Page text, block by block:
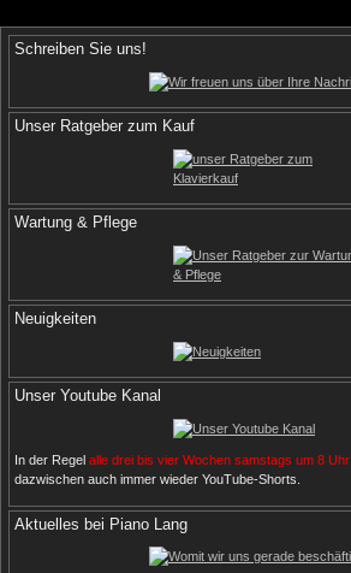
Schreiben Sie uns!
Unser Ratgeber zum Kauf
Wartung & Pflege
Neuigkeiten
Unser Youtube Kanal
In der Regel alle drei bis vier Wochen samstags um 8 Uhr
dazwischen auch immer wieder YouTube-Shorts.
Aktuelles bei Piano Lang